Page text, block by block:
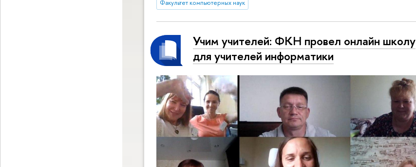
Факультет компьютерных наук
Учим учителей: ФКН провел онлайн школу
для учителей информатики